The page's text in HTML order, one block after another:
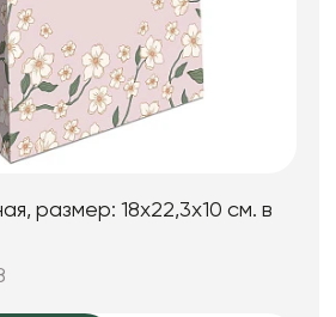
размер: 18х22,3х10 см. в